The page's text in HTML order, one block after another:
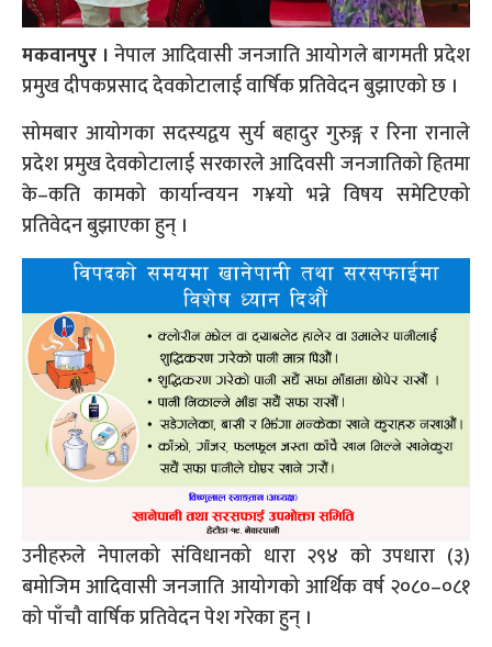
मकवानपुर । नेपाल आदिवासी जनजाति आयोगले बागमती प्रदेश
प्रमुख दीपकप्रसाद देवकोटालाई वार्षिक प्रतिवेदन बुझाएको छ ।
सोमबार आयोगका सदस्यद्वय सुर्य बहादुर गुरुङ्ग र रिना रानाले
प्रदेश प्रमुख देवकोटालाई सरकारले आदिवसी जनजातिको हितमा
के–कति कामको कार्यान्वयन ग¥यो भन्ने विषय समेटिएको
प्रतिवेदन बुझाएका हुन् ।
उनीहरुले नेपालको संविधानको धारा २९४ को उपधारा (३)
बमोजिम आदिवासी जनजाति आयोगको आर्थिक वर्ष २०८०–०८१
को पाँचौ वार्षिक प्रतिवेदन पेश गरेका हुन् ।